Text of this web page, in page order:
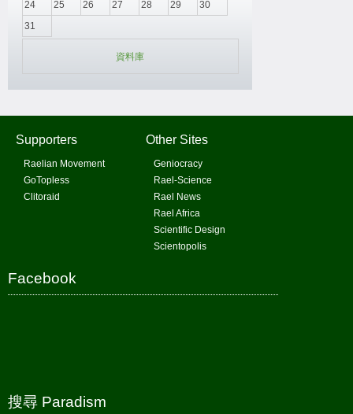
24
25 26 27 28 29
30
31
資料庫
Supporters
Raelian Movement
GoTopless
Clitoraid
Other Sites
Geniocracy
Rael-Science
Rael News
Rael Africa
Scientific Design
Scientopolis
Facebook
搜尋 Paradism